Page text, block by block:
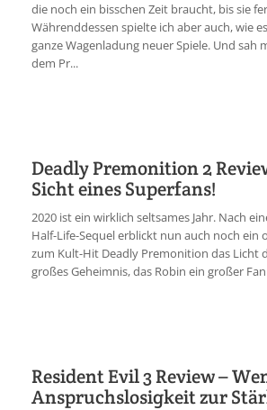
Jobs
Discord
die noch ein bisschen Zeit braucht, bis sie
Währenddessen spielte ich aber auch, wie
ganze Wagenladung neuer Spiele. Und sah
dem Pr...
Deadly Premonition 2
Sicht eines Superfans!
2020 ist ein wirklich seltsames Jahr. Nach
Half-Life-Sequel erblickt nun auch noch ein
zum Kult-Hit Deadly Premonition das Licht
großes Geheimnis, das Robin ein großer
Resident Evil 3 Review –
Anspruchslosigkeit zur